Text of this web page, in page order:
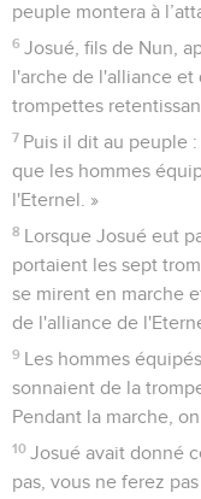
peuple montera à
6 Josué, fils de Nun,
l'arche de l'alliance
trompettes
7 Puis il dit au peuple
que les hommes
l'Eternel. »
8 Lorsque Josué eut
portaient les sept
se mirent en marche
de l'alliance de
9 Les hommes
sonnaient de la
Pendant la marche,
10 Josué avait donné
pas, vous ne ferez